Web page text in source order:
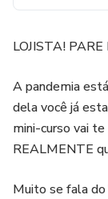
LOJISTA!
A pandemia
dela você já
mini-curso vai
REALMENTE
Muito se fala